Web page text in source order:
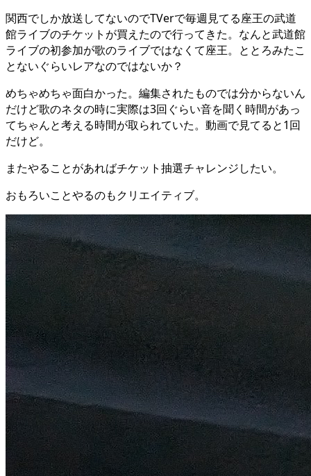
関西でしか放送してないのでTVerで毎週見てる座王の武道
館ライブのチケットが買えたので行ってきた。なんと武道館
ライブの初参加が歌のライブではなくて座王。ととろみたこ
とないぐらいレアなのではないか？
めちゃめちゃ面白かった。編集されたものでは分からないん
だけど歌のネタの時に実際は3回ぐらい音を聞く時間があっ
てちゃんと考える時間が取られていた。動画で見てると1回
だけど。
またやることがあればチケット抽選チャレンジしたい。
おもろいことやるのもクリエイティブ。